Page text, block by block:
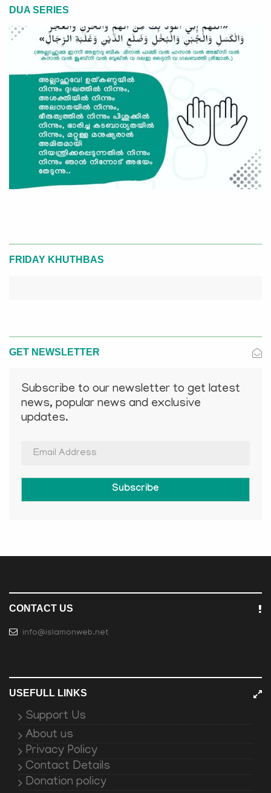
DUA SERIES
FRIDAY KHUTHBAS
GET NEWSLETTER
Subscribe to our newsletter to get latest
news, popular news and exclusive
updates.
Subscribe
CONTACT US
info@islamonweb.net
USEFULL LINKS
Support Us
About us
Privacy Policy
Contact Details
Donation policy